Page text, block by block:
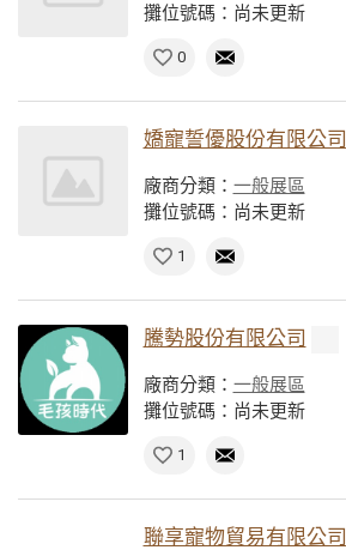
攤位號碼：尚未更新
0
嬌寵誓優股份有限公司
廠商分類： 一般展區
攤位號碼：尚未更新
1
騰勢股份有限公司
廠商分類： 一般展區
攤位號碼：尚未更新
1
聯享寵物貿易有限公司